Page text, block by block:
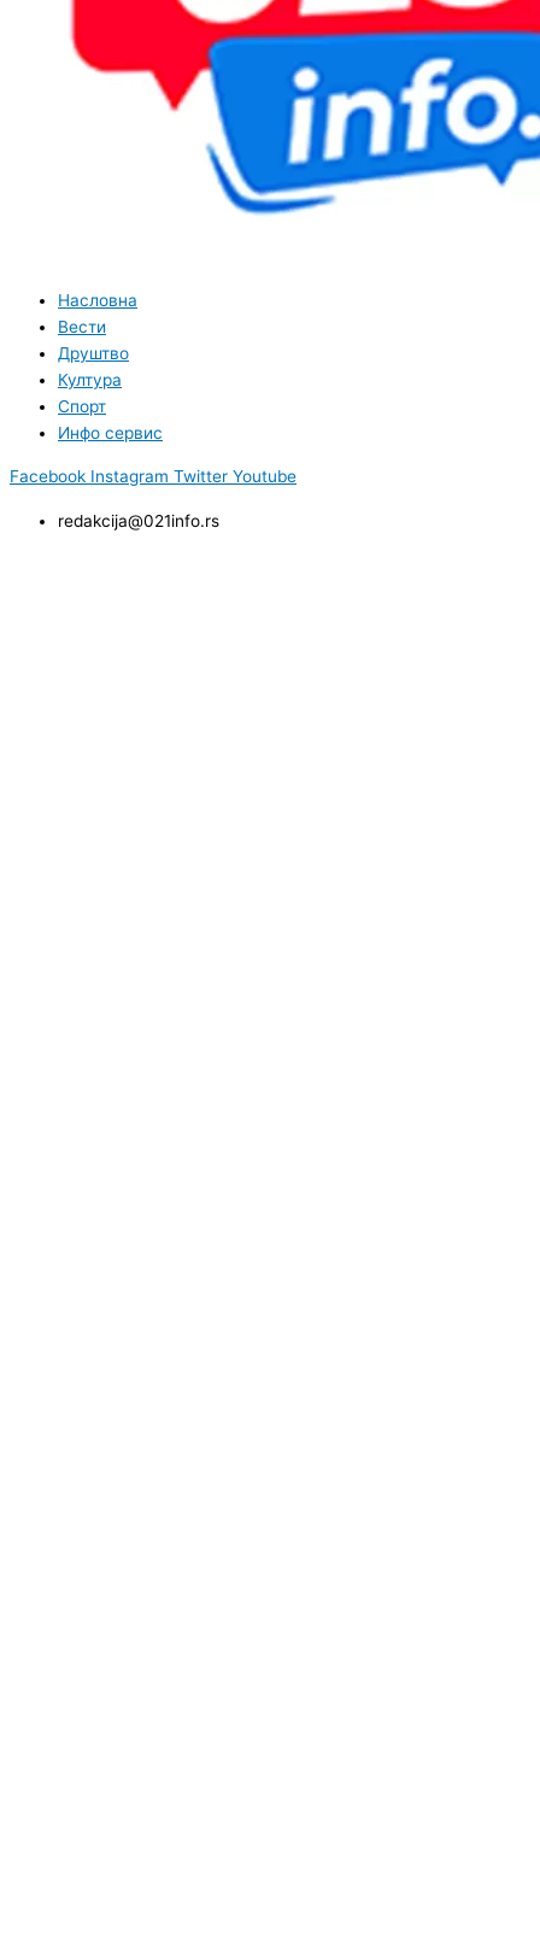
Насловна
Вести
Друштво
Култура
Спорт
Инфо сервис
Facebook Instagram Twitter Youtube
redakcija@021info.rs